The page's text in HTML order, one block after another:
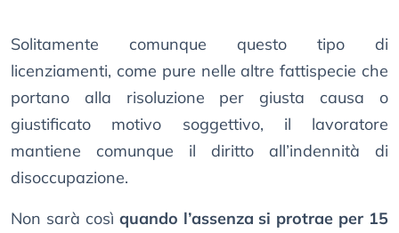
Solitamente comunque questo tipo di
licenziamenti, come pure nelle altre fattispecie che
portano alla risoluzione per giusta causa o
giustificato motivo soggettivo, il lavoratore
mantiene comunque il diritto all’indennità di
disoccupazione.
Non sarà così quando l’assenza si protrae per 15